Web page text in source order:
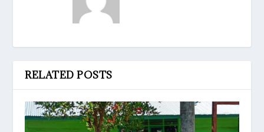
RELATED POSTS